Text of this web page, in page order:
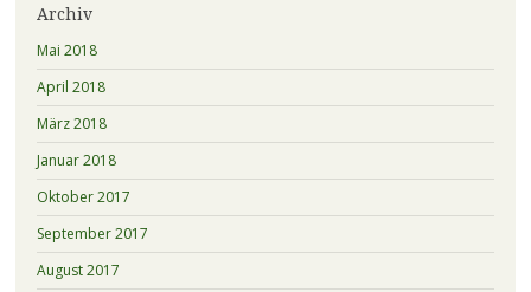
Archiv
Mai 2018
April 2018
März 2018
Januar 2018
Oktober 2017
September 2017
August 2017